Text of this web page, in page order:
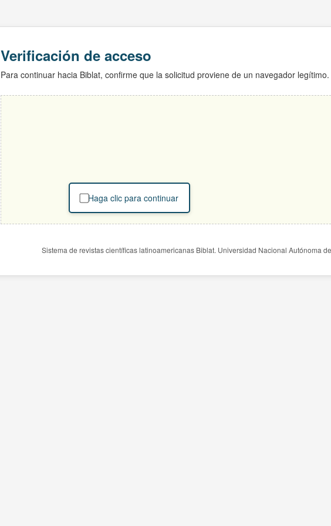
Verificación de acceso
Para continuar hacia Biblat, confirme que la solicitud proviene de un navegador legítimo.
Haga clic para continuar
Sistema de revistas científicas latinoamericanas Biblat. Universidad Nacional Autónoma